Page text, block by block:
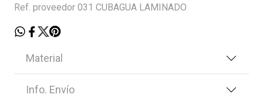
Ref. proveedor 031 CUBAGUA LAMINADO
Material
Info. Envío